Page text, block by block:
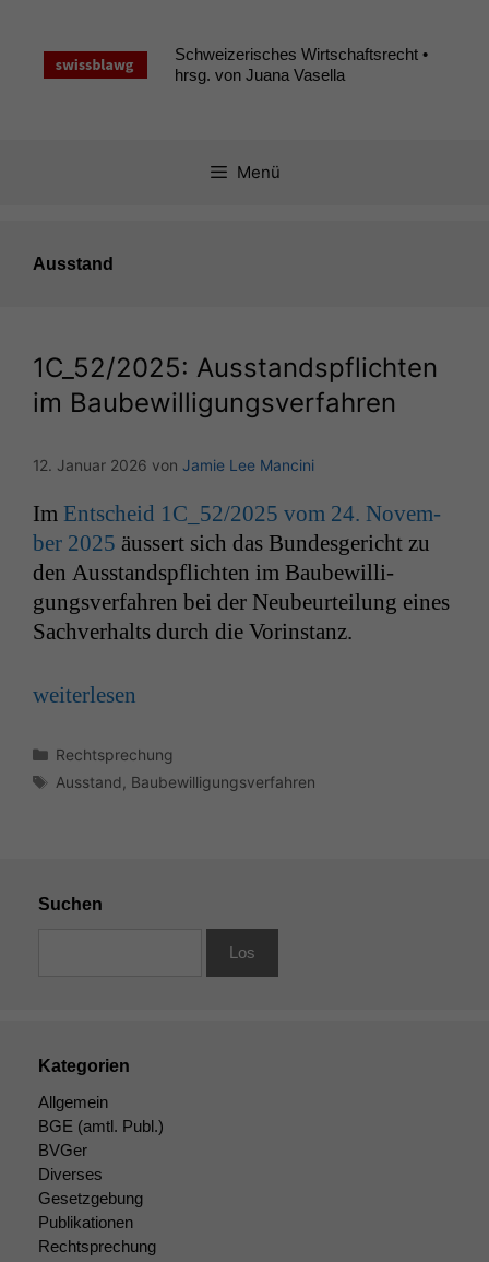
springen
Schweizerisches Wirtschaftsrecht •
hrsg. von Juana Vasella
Menü
Ausstand
1C_52/2025: Ausstandspflichten
im Baubewilligungsverfahren
12. Januar 2026 von Jamie Lee Mancini
Im Entscheid 1C_52/2025 vom 24. Novem­
ber 2025 äussert sich das Bun­des­gericht zu
den Aus­stand­spflicht­en im Baube­wil­li­
gungsver­fahren bei der Neubeurteilung eines
Sachver­halts durch die Vorinstanz.
weit­er­lesen
Kategorien
Rechtsprechung
Schlagwörter
Ausstand Baubewilligungsverfahren
Suchen
Kategorien
Allgemein
BGE (amtl. Publ.)
BVGer
Diverses
Gesetzgebung
Publikationen
Rechtsprechung